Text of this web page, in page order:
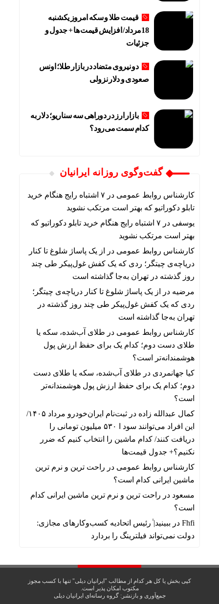
قیمت طلا و سکه امروز یکشنبه
18مرداد/ افزایش قیمت ها + جدول و
جزئیات
دو نیروی متضاد در بازار طلا؛ اونس
صعودی و دلار نزولی
بازار ارز در دوراهی سه سناریو؛ دلار به
کدام سمت می‌رود؟
گفت‌وگوی روزانه ایرانیان
کارشناس روابط عمومی در
۷ اشتباه رایج هنگام خرید
تابلو دکوراتیو که بهتر است مرتکب نشوید
یوسفی در
۷ اشتباه رایج هنگام خرید تابلو دکوراتیو که
بهتر است مرتکب نشوید
کارشناس روابط عمومی در
از یک پاساژ شلوغ تا کنار
دریاچه‌ی چیتگر؛ ردی که یک کفش غول‌پیکر طی چند
روز گذشته در تهران به‌جا گذاشته است
مرضیه در
از یک پاساژ شلوغ تا کنار دریاچه‌ی چیتگر؛
ردی که یک کفش غول‌پیکر طی چند روز گذشته در
تهران به‌جا گذاشته است
کارشناس روابط عمومی در طلای آب‌شده، سکه یا
طلای دست دوم؛ کدام یک برای حفظ ارزش پول
هوشمندانه‌تر است؟
کیا جهانمردی در طلای آب‌شده، سکه یا طلای دست
دوم؛ کدام یک برای حفظ ارزش پول هوشمندانه‌تر
است؟
کمال عبدالله زاده در
ثبت‌نام ایران‌خودرو مرداد ۱۴۰۵/
این افراد می‌توانند سود ا ۵۳۰ میلیون تومانی را
دریافت کنند/ کدام ماشین را انتخاب کنیم که ضرر
نکنیم؟+ جدول قیمت‌ها
کارشناس روابط عمومی در راحت ترین و نرم ترین
ماشین ایرانی کدام است؟
مسعود در راحت ترین و نرم ترین ماشین ایرانی کدام
است؟
Fhfi در ببینید| ٰرئیس اتحادیه کسب‌وکارهای مجازی:
دولت نمی‌تواند فیلترینگ را بردارد
کپی بخش یا کل هر کدام از مطالب "ایرانیان دیلی" تنها با کسب مجوز
مکتوب امکان پذیر است.
جمع‌آوری و بازنشر: گروه رسانه‌ای ایرانیان دیلی